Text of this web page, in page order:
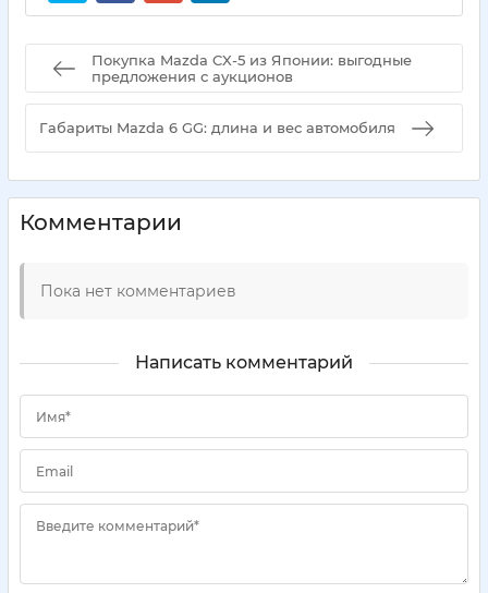
Покупка Mazda CX-5 из Японии: выгодные
предложения с аукционов
Габариты Mazda 6 GG: длина и вес автомобиля
Комментарии
Пока нет комментариев
Написать комментарий
Имя*
Email
Введите комментарий*